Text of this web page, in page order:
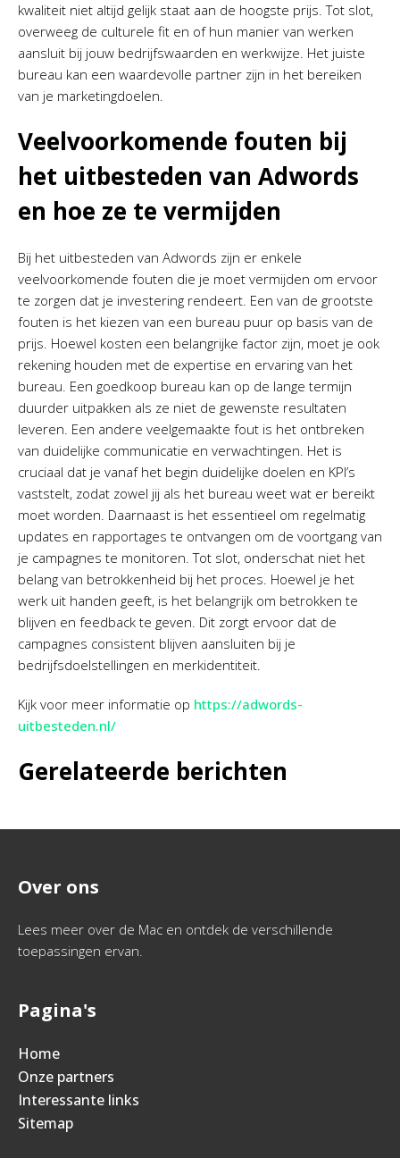
kwaliteit niet altijd gelijk staat aan de hoogste prijs. Tot slot,
overweeg de culturele fit en of hun manier van werken
aansluit bij jouw bedrijfswaarden en werkwijze. Het juiste
bureau kan een waardevolle partner zijn in het bereiken
van je marketingdoelen.
Veelvoorkomende fouten bij
het uitbesteden van Adwords
en hoe ze te vermijden
Bij het uitbesteden van Adwords zijn er enkele
veelvoorkomende fouten die je moet vermijden om ervoor
te zorgen dat je investering rendeert. Een van de grootste
fouten is het kiezen van een bureau puur op basis van de
prijs. Hoewel kosten een belangrijke factor zijn, moet je ook
rekening houden met de expertise en ervaring van het
bureau. Een goedkoop bureau kan op de lange termijn
duurder uitpakken als ze niet de gewenste resultaten
leveren. Een andere veelgemaakte fout is het ontbreken
van duidelijke communicatie en verwachtingen. Het is
cruciaal dat je vanaf het begin duidelijke doelen en KPI’s
vaststelt, zodat zowel jij als het bureau weet wat er bereikt
moet worden. Daarnaast is het essentieel om regelmatig
updates en rapportages te ontvangen om de voortgang van
je campagnes te monitoren. Tot slot, onderschat niet het
belang van betrokkenheid bij het proces. Hoewel je het
werk uit handen geeft, is het belangrijk om betrokken te
blijven en feedback te geven. Dit zorgt ervoor dat de
campagnes consistent blijven aansluiten bij je
bedrijfsdoelstellingen en merkidentiteit.
Kijk voor meer informatie op https://adwords-
uitbesteden.nl/
Gerelateerde berichten
Over ons
Lees meer over de Mac en ontdek de verschillende
toepassingen ervan.
Pagina's
Home
Onze partners
Interessante links
Sitemap